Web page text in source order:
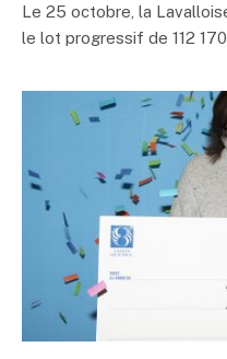
Le 25 octobre, la
le lot progressif de 112